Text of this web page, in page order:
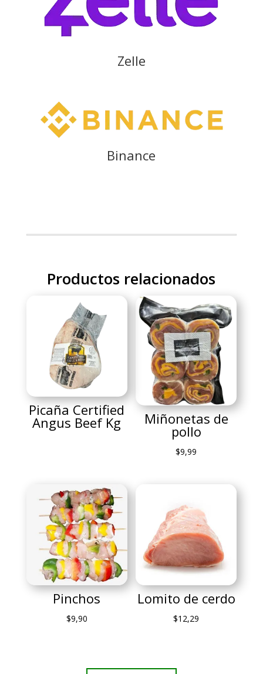
Zelle
Binance
Productos relacionados
Picaña Certified
Angus Beef Kg Miñonetas de
pollo
$9,99
Pinchos
$9,90
Lomito de cerdo
$12,29